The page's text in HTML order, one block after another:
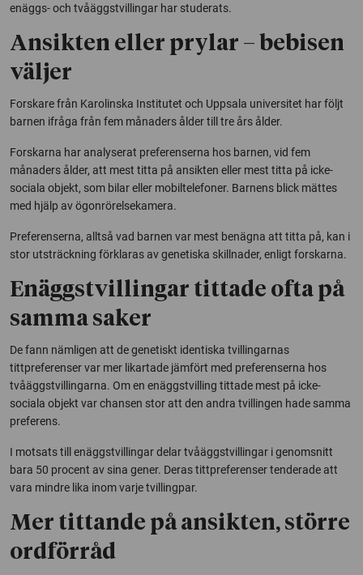
enäggs- och tvåäggstvillingar har studerats.
Ansikten eller prylar – bebisen
väljer
Forskare från Karolinska Institutet och Uppsala universitet har följt
barnen ifråga från fem månaders ålder till tre års ålder.
Forskarna har analyserat preferenserna hos barnen, vid fem
månaders ålder, att mest titta på ansikten eller mest titta på icke-
sociala objekt, som bilar eller mobiltelefoner. Barnens blick mättes
med hjälp av ögonrörelsekamera.
Preferenserna, alltså vad barnen var mest benägna att titta på, kan i
stor utsträckning förklaras av genetiska skillnader, enligt forskarna.
Enäggstvillingar tittade ofta på
samma saker
De fann nämligen att de genetiskt identiska tvillingarnas
tittpreferenser var mer likartade jämfört med preferenserna hos
tvåäggstvillingarna. Om en enäggstvilling tittade mest på icke-
sociala objekt var chansen stor att den andra tvillingen hade samma
preferens.
I motsats till enäggstvillingar delar tvåäggstvillingar i genomsnitt
bara 50 procent av sina gener. Deras tittpreferenser tenderade att
vara mindre lika inom varje tvillingpar.
Mer tittande på ansikten, större
ordförråd